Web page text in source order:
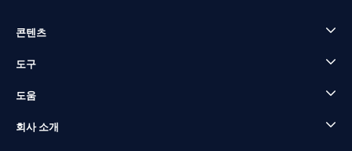
콘텐츠
도구
도움
회사 소개